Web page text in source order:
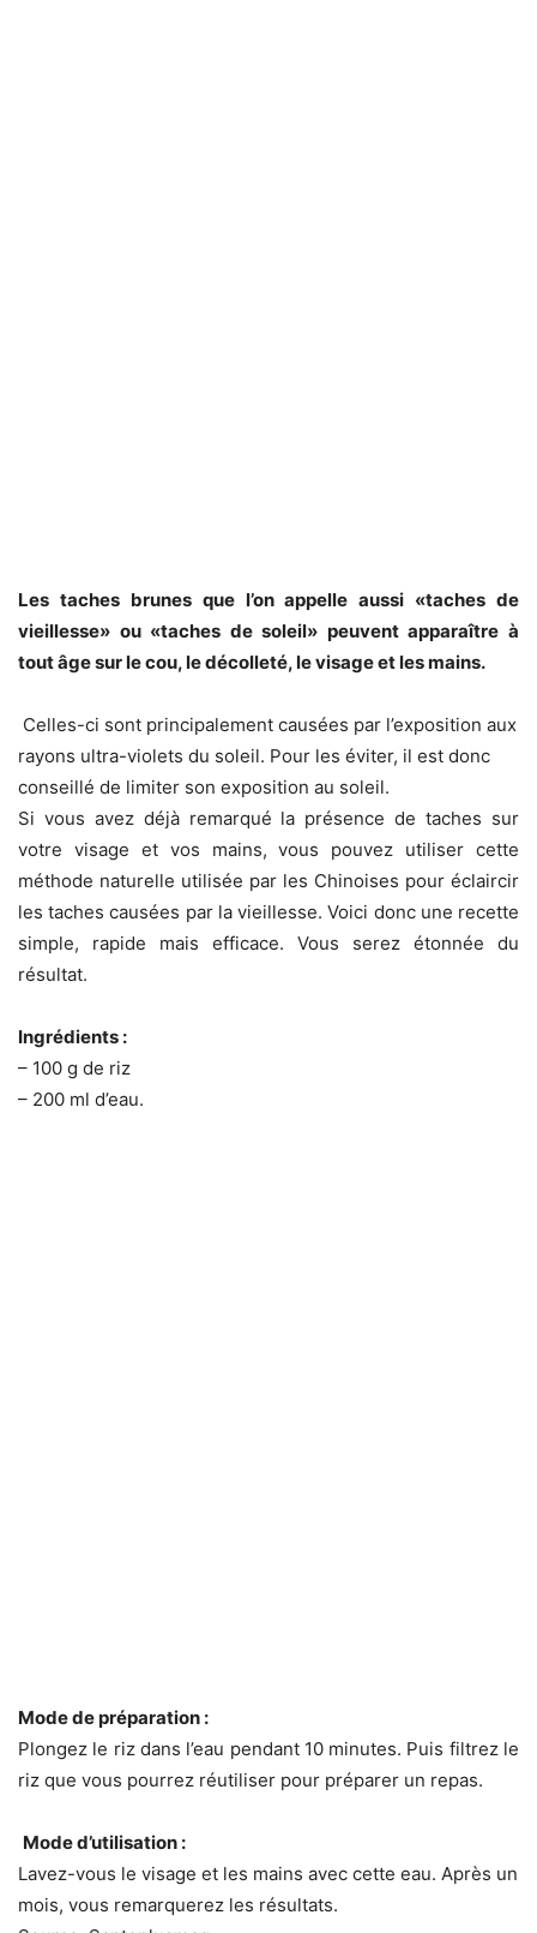
Les taches brunes que l’on appelle aussi «taches de
vieillesse» ou «taches de soleil» peuvent apparaître à
tout âge sur le cou, le décolleté, le visage et les mains.
Celles-ci sont principalement causées par l’exposition aux
rayons ultra-violets du soleil. Pour les éviter, il est donc
conseillé de limiter son exposition au soleil.
Si vous avez déjà remarqué la présence de taches sur
votre visage et vos mains, vous pouvez utiliser cette
méthode naturelle utilisée par les Chinoises pour éclaircir
les taches causées par la vieillesse. Voici donc une recette
simple, rapide mais efficace. Vous serez étonnée du
résultat.
Ingrédients :
– 100 g de riz
– 200 ml d’eau.
Mode de préparation :
Plongez le riz dans l’eau pendant 10 minutes. Puis filtrez le
riz que vous pourrez réutiliser pour préparer un repas.
Mode d’utilisation :
Lavez-vous le visage et les mains avec cette eau. Après un
mois, vous remarquerez les résultats.